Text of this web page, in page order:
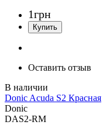
1грн
Оставить отзыв
Donic Acuda S2 Красная
Donic
DAS2-RM